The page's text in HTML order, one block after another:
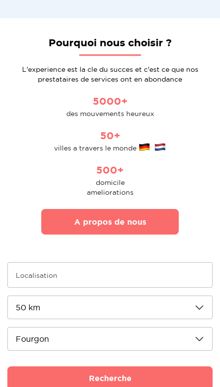
Pourquoi nous choisir ?
L'experience est la cle du succes et c'est ce que nos
prestataires de services ont en abondance
5000+
des mouvements heureux
50+
villes a travers le monde
500+
domicile
ameliorations
A propos de nous
Recherche